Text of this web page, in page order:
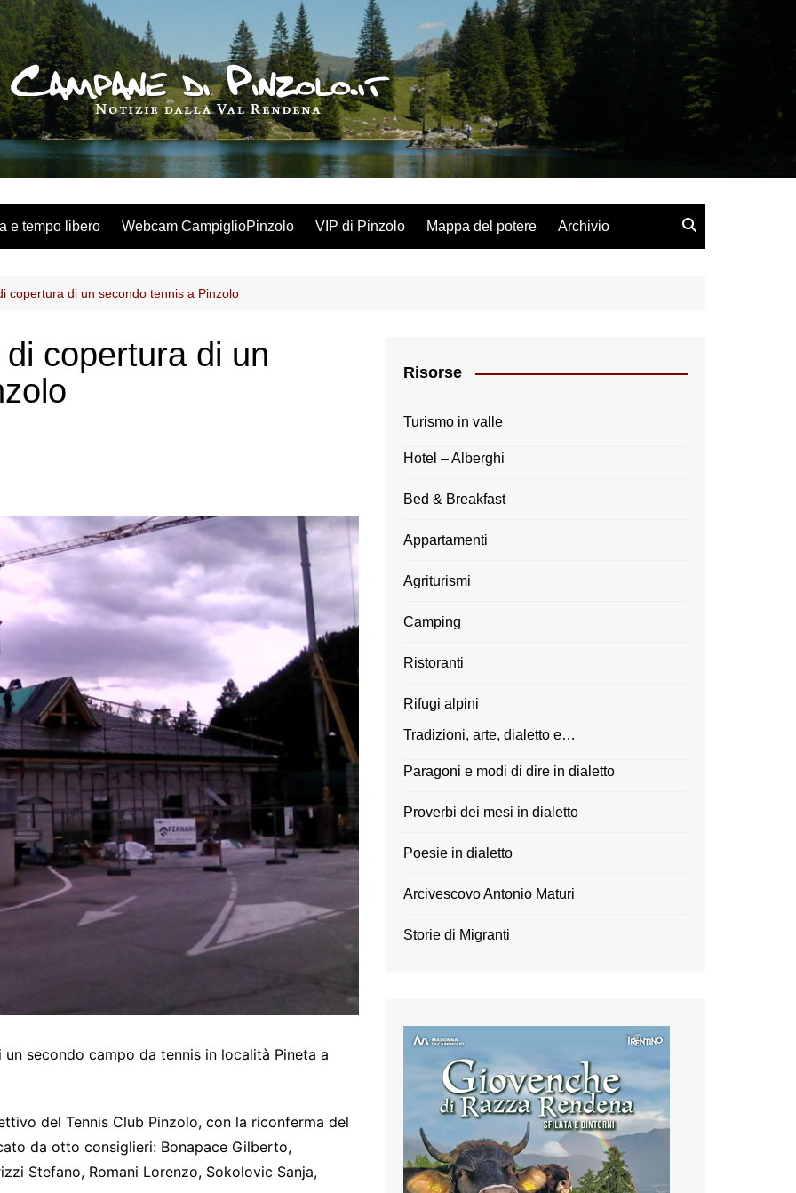
e tempo libero Webcam CampiglioPinzolo VIP di Pinzolo Mappa del potere Archivio
copertura di un secondo tennis a Pinzolo
copertura di un
secondo campo da tennis in località Pineta a
del Tennis Club Pinzolo, con la riconferma del
da otto consiglieri: Bonapace Gilberto,
Stefano, Romani Lorenzo, Sokolovic Sanja,
Risorse
Turismo in valle
Hotel – Alberghi
Bed & Breakfast
Appartamenti
Agriturismi
Camping
Ristoranti
Rifugi alpini
Tradizioni, arte, dialetto e…
Paragoni e modi di dire in dialetto
Proverbi dei mesi in dialetto
Poesie in dialetto
Arcivescovo Antonio Maturi
Storie di Migranti